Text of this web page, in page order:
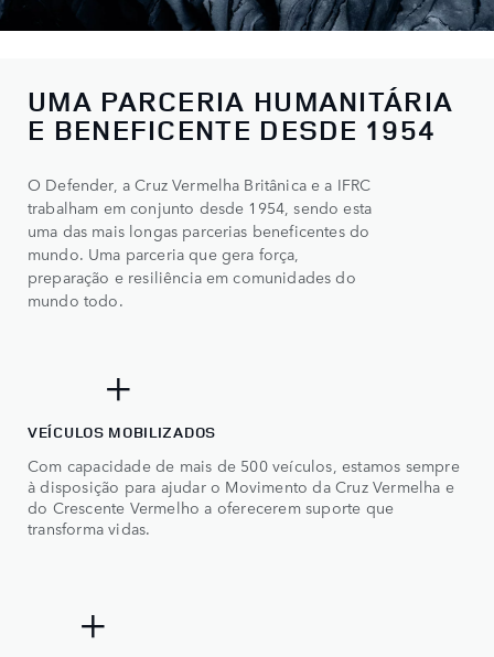
UMA PARCERIA HUMANITÁRIA
E BENEFICENTE DESDE 1954
O Defender, a Cruz Vermelha Britânica e a IFRC
trabalham em conjunto desde 1954, sendo esta
uma das mais longas parcerias beneficentes do
mundo. Uma parceria que gera força,
preparação e resiliência em comunidades do
mundo todo.
0
1
2
3
4
+
500+
VEÍCULOS MOBILIZADOS
Com capacidade de mais de 500 veículos, estamos sempre
à disposição para ajudar o Movimento da Cruz Vermelha e
do Crescente Vermelho a oferecerem suporte que
transforma vidas.
1
2
3
4
+
50+